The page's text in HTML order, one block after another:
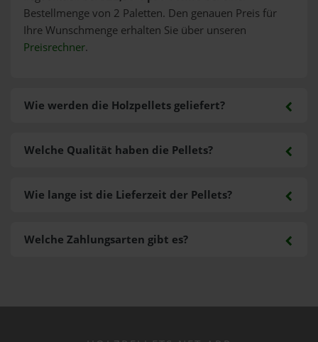
Bestellmenge von 2 Paletten. Den genauen Preis für
Ihre Wunschmenge erhalten Sie über unseren
Preisrechner.
Wie werden die Holzpellets geliefert?
Welche Zahlungsarten gibt es?
Welche Qualität haben die Pellets?
Wie lange ist die Lieferzeit der Pellets?